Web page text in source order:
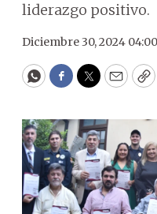
liderazgo positivo.
Diciembre 30, 2024
WhatsApp
Facebook
Twitter
Email